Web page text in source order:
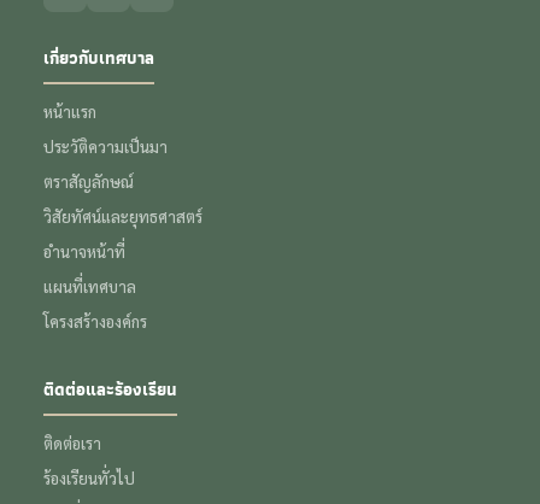
เกี่ยวกับเทศบาล
หน้าแรก
ประวัติความเป็นมา
ตราสัญลักษณ์
วิสัยทัศน์และยุทธศาสตร์
อำนาจหน้าที่
แผนที่เทศบาล
โครงสร้างองค์กร
ติดต่อและร้องเรียน
ติดต่อเรา
ร้องเรียนทั่วไป